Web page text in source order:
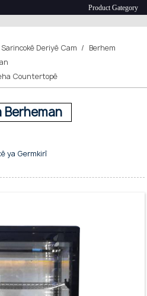
Ya Pêşangeha
Sarincokê Deriyê Cam
Berhem
Countertopê
Berheman
ya Germkirî